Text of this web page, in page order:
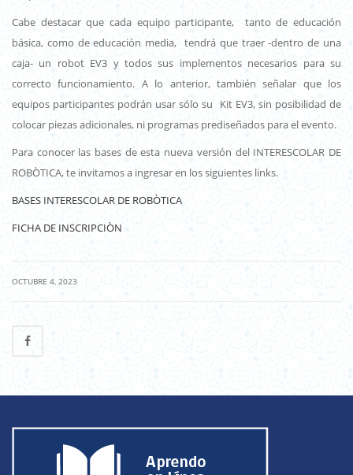
Cabe destacar que cada equipo participante, tanto de educación
básica, como de educación media, tendrá que traer -dentro de una
caja- un robot EV3 y todos sus implementos necesarios para su
correcto funcionamiento. A lo anterior, también señalar que los
equipos participantes podrán usar sólo su Kit EV3, sin posibilidad de
colocar piezas adicionales, ni programas prediseñados para el evento.
Para conocer las bases de esta nueva versión del INTERESCOLAR DE
ROBÒTICA, te invitamos a ingresar en los siguientes links.
BASES INTERESCOLAR DE ROBÒTICA
FICHA DE INSCRIPCIÒN
OCTUBRE 4, 2023